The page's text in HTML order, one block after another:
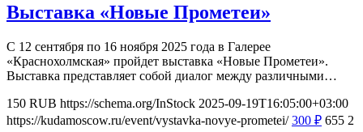
Выставка «Новые Прометеи»
С 12 сентября по 16 ноября 2025 года в Галерее
«Краснохолмская» пройдет выставка «Новые Прометеи».
Выставка представляет собой диалог между различными…
150 RUB https://schema.org/InStock 2025-09-19T16:05:00+03:00
https://kudamoscow.ru/event/vystavka-novye-prometei/ 300 ₽ 655 2